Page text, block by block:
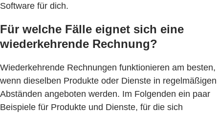
Software für dich.
Für welche Fälle eignet sich eine
wiederkehrende Rechnung?
Wiederkehrende Rechnungen funktionieren am besten,
wenn dieselben Produkte oder Dienste in regelmäßigen
Abständen angeboten werden. Im Folgenden ein paar
Beispiele für Produkte und Dienste, für die sich